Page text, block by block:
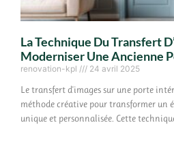
La Technique Du Transfert
Moderniser Une Ancienne
renovation-kpl 24 avril 2025
Le transfert d'images sur une porte
méthode créative pour transformer un
unique et personnalisée. Cette